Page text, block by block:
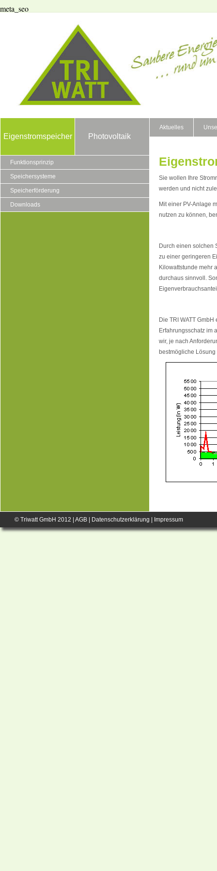
meta_seo
Eigenstromspeicher Photovoltaik
Aktuelles
Funktionsprinzip
Speichersysteme
Speicherförderung
Downloads
Sie wollen Ihre
werden und nicht
Mit einer PV-Anlage
nutzen zu können,
Durch einen solchen
zu einer geringeren
Kilowattstunde mehr
durchaus sinnvoll.
Die TRI WATT
Erfahrungsschatz im
wir, je nach
bestmögliche
© Triwatt GmbH 2012 | AGB Datenschutzerklärung Impressum